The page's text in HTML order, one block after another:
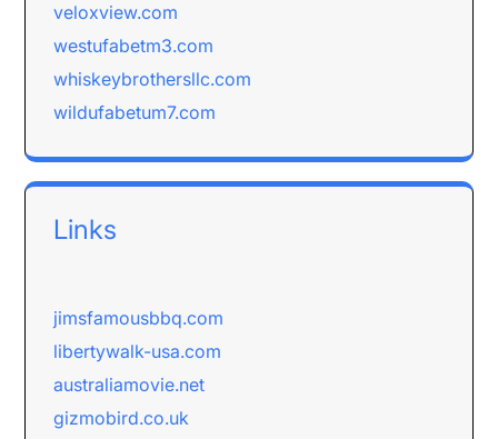
veloxview.com
westufabetm3.com
whiskeybrothersllc.com
wildufabetum7.com
Links
jimsfamousbbq.com
libertywalk-usa.com
australiamovie.net
gizmobird.co.uk